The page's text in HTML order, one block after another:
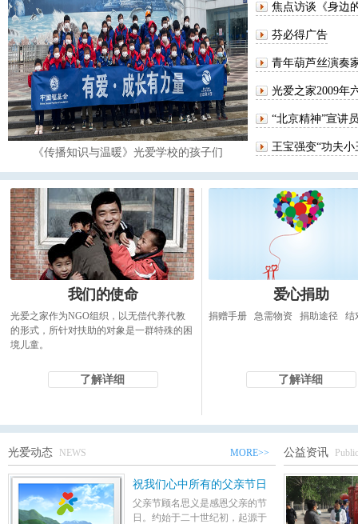
《传播知识与温暖》光爱学校的孩子们
焦点访谈《身边
芬必得广告
青年葫芦丝演奏
光爱之家2009年
“北京精神”宣讲
王宝强变“功夫
我们的使命
光爱之家作为NGO组织，以无偿代养代教
的形式，所针对扶助的对象是一群特殊的困
境儿童。
了解详细
爱心捐助
捐赠手册 急需物资 捐助途径 结
了解详细
光爱动态 NEWS MORE>>
祝我们心中所有的父亲节日
父亲节顾名思义是感恩父亲的节
日。约始于二十世纪初，起源于
公益资讯